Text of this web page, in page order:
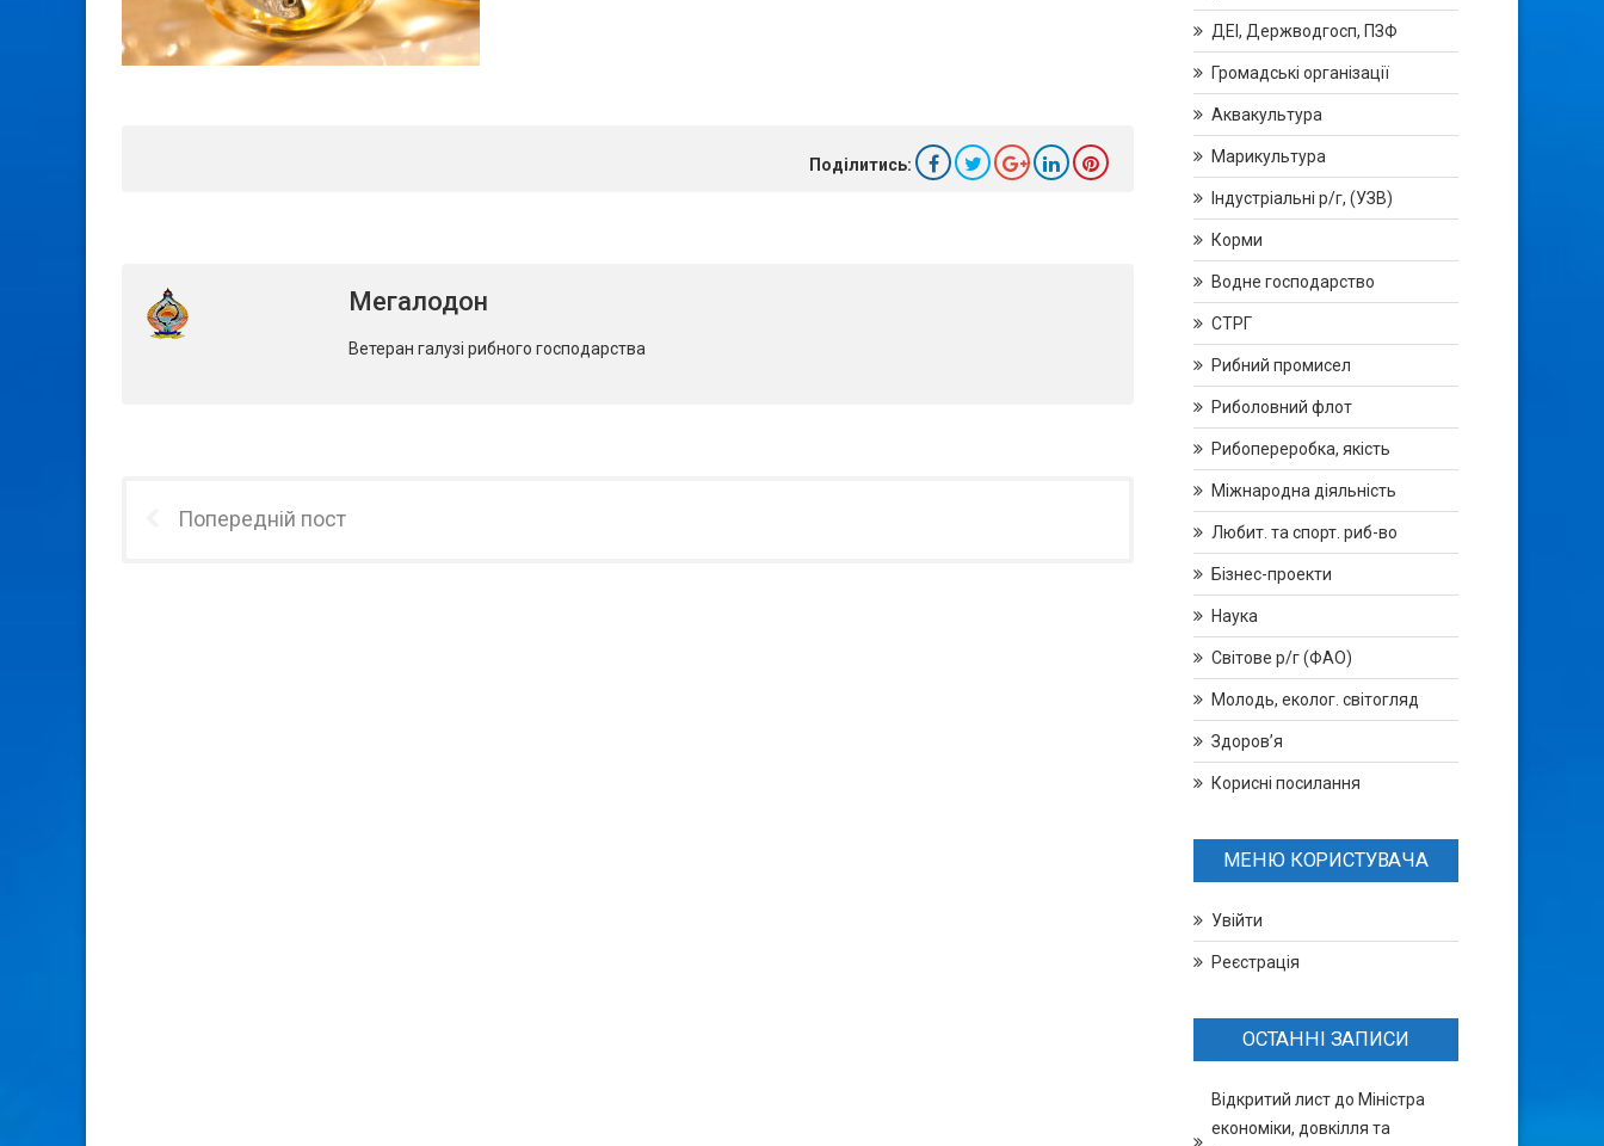
Поділитись:
Мегалодон
Ветеран галузі рибного господарства
Попередній пост
ДЕІ, Держводгосп, ПЗФ
Громадські організації
Аквакультура
Марикультура
Індустріальні р/г, (УЗВ)
Корми
Водне господарство
СТРГ
Рибний промисел
Риболовний флот
Рибопереробка, якість
Міжнародна діяльність
Любит. та спорт. риб-во
Бізнес-проекти
Наука
Світове р/г (ФАО)
Молодь, еколог. світогляд
Здоров’я
Корисні посилання
МЕНЮ КОРИСТУВАЧА
Увійти
Реєстрація
ОСТАННІ ЗАПИСИ
Відкритий лист до Міністра
економіки, довкілля та